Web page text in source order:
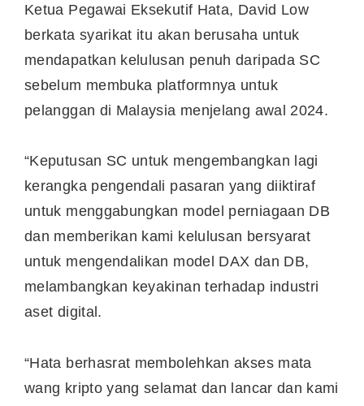
Ketua Pegawai Eksekutif Hata, David Low
berkata syarikat itu akan berusaha untuk
mendapatkan kelulusan penuh daripada SC
sebelum membuka platformnya untuk
pelanggan di Malaysia menjelang awal 2024.
“Keputusan SC untuk mengembangkan lagi
kerangka pengendali pasaran yang diiktiraf
untuk menggabungkan model perniagaan DB
dan memberikan kami kelulusan bersyarat
untuk mengendalikan model DAX dan DB,
melambangkan keyakinan terhadap industri
aset digital.
“Hata berhasrat membolehkan akses mata
wang kripto yang selamat dan lancar dan kami